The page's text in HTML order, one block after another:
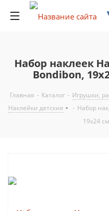
Набор наклеек
Bondibon,
Главная - Каталог - Игрушки,
Наклейки детские
- Набор
19x24